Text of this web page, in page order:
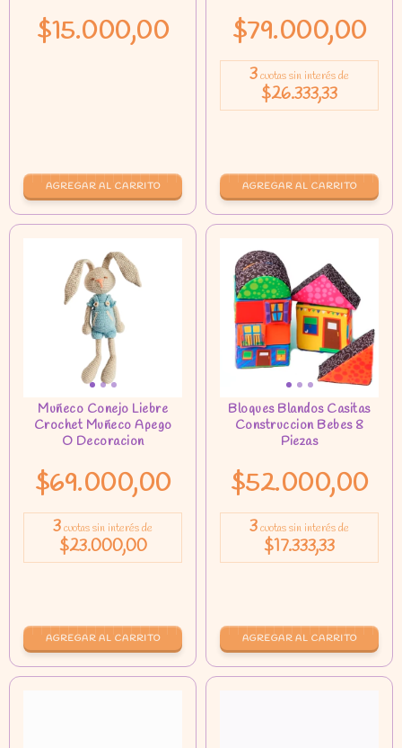
$15.000,00 $79.000,00
3cuotas sin interés de
$26.333,33
AGREGAR AL CARRITO
$69.000,00
3cuotas sin interés de
$23.000,00
AGREGAR AL CARRITO
$52.000,00
3cuotas sin interés de
$17.333,33